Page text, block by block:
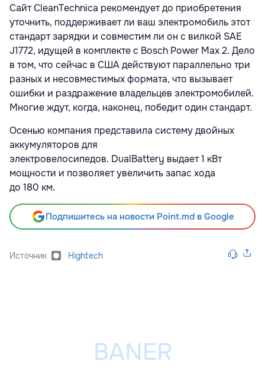
Сайт CleanTechnica рекомендует до приобретения
уточнить, поддерживает ли ваш электромобиль этот
стандарт зарядки и совместим ли он с вилкой SAE
J1772, идущей в комплекте с Bosch Power Max 2. Дело
в том, что сейчас в США действуют параллельно три
разных и несовместимых формата, что вызывает
ошибки и раздражение владельцев электромобилей.
Многие ждут, когда, наконец, победит один стандарт.
Осенью компания представила систему двойных
аккумуляторов для
электровелосипедов. DualBattery выдает 1 кВт
мощности и позволяет увеличить запас хода
до 180 км.
Подпишитесь на новости Point.md в Google
Источник Hightech